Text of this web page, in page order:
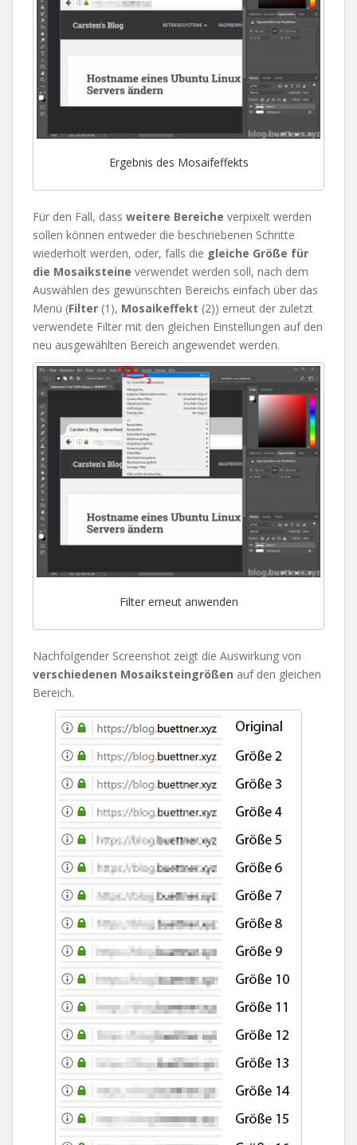
Ergebnis des Mosaifeffekts
Für den Fall, dass weitere Bereiche verpixelt werden
sollen können entweder die beschriebenen Schritte
wiederholt werden, oder, falls die gleiche Größe für
die Mosaiksteine verwendet werden soll, nach dem
Auswählen des gewünschten Bereichs einfach über das
Menü (Filter (1), Mosaikeffekt (2)) erneut der zuletzt
verwendete Filter mit den gleichen Einstellungen auf den
neu ausgewählten Bereich angewendet werden.
Filter erneut anwenden
Nachfolgender Screenshot zeigt die Auswirkung von
verschiedenen Mosaiksteingrößen auf den gleichen
Bereich.